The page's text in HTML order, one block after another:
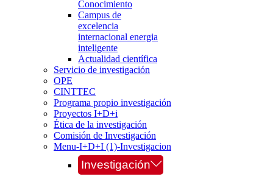
Conocimiento
Campus de
excelencia
internacional energia
inteligente
Actualidad científica
Servicio de investigación
OPE
CINTTEC
Programa propio investigación
Proyectos I+D+i
Ética de la investigación
Comisión de Investigación
Menu-I+D+I (1)-Investigacion
Investigación